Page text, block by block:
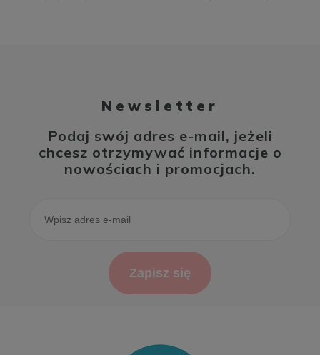
Newsletter
Podaj swój adres e-mail, jeżeli
chcesz otrzymywać informacje o
nowościach i promocjach.
Zapisz się